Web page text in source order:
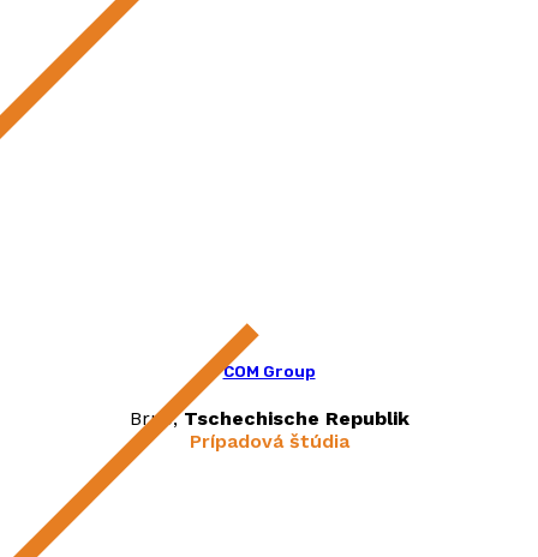
COM Group
Brno,Tschechische Republik
Prípadová štúdia